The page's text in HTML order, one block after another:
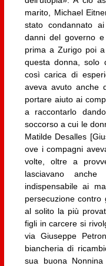
marito, Michael
stato condannato
danni del governo
prima a Zurigo poi
questa donna, solo
così carica di
aveva avuto anche
portare aiuto ai
a raccontarlo
soccorso a cui le
Matilde Desalles
ove i compagni
volte, oltre a
lasciavano
indispensabile ai
persecuzione contro
al solito la più
figli in carcere si
via Giuseppe
biancheria di
sua buona